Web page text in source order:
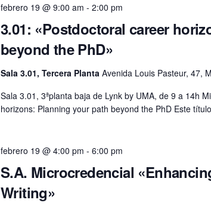
3.01: «Postdoctoral career
beyond the PhD»
febrero 19 @ 9:00 am - 2:00 pm
Sala 3.01, Tercera Planta Avenida Louis Pasteur, 47,
Sala 3.01, 3ªplanta baja de Lynk by UMA, de 9 a 14h
horizons: Planning your path beyond the PhD Este
S.A. Microcredencial
Writing»
febrero 19 @ 4:00 pm - 6:00 pm